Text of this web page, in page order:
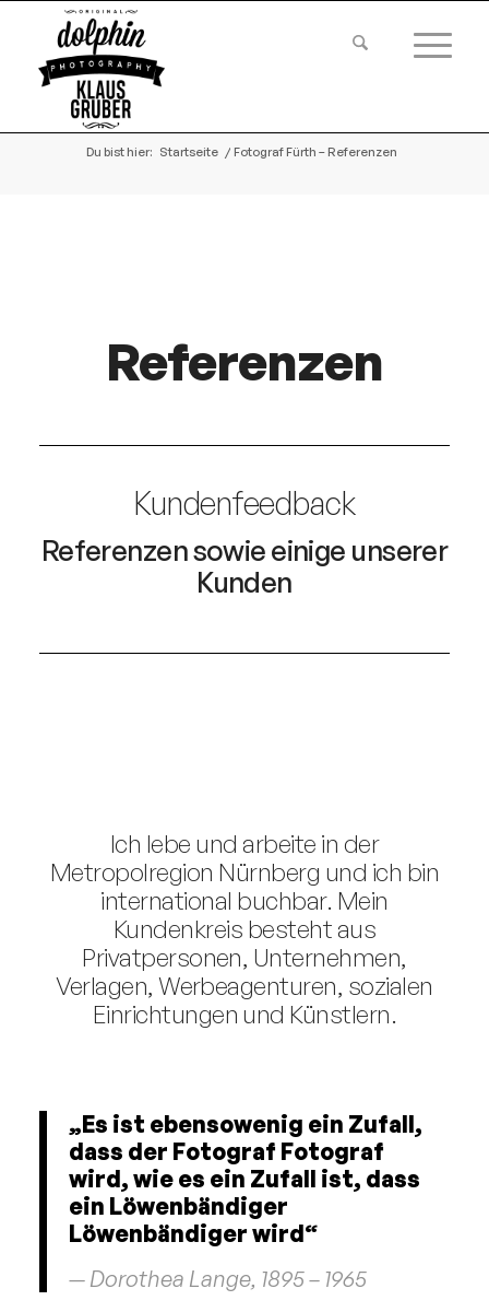
Du bist hier: Startseite / Fotograf Fürth – Referenzen
Referenzen
Kundenfeedback
Referenzen sowie einige unserer
Kunden
Ich lebe und arbeite in der
Metropolregion Nürnberg und ich bin
international buchbar. Mein
Kundenkreis besteht aus
Privatpersonen, Unternehmen,
Verlagen, Werbeagenturen, sozialen
Einrichtungen und Künstlern.
„Es ist ebensowenig ein Zufall,
dass der Fotograf Fotograf
wird, wie es ein Zufall ist, dass
ein Löwenbändiger
Löwenbändiger wird“
— Dorothea Lange, 1895 – 1965